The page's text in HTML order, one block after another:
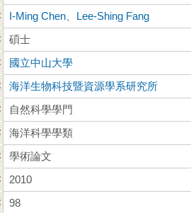
I-Ming Chen
Lee-Shing Fang
碩士
國立中山大學
海洋生物科技暨資源學系研究所
自然科學學門
海洋科學學類
學術論文
2010
98